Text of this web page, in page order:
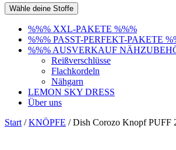
Wähle deine Stoffe
%%% XXL-PAKETE %%%
%%% PASST-PERFEKT-PAKETE
%%% AUSVERKAUF
Reißverschlüsse
Flachkordeln
Nähgarn
LEMON SKY DRESS
Über uns
Start /KNÖPFE / Dish Corozo Knopf PUFF